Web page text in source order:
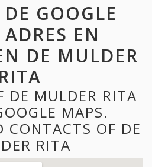
GOOGLE
EN
DE MULDER
RITA
DE MULDER RITA
MAPS.
CONTACTS OF DE
RITA